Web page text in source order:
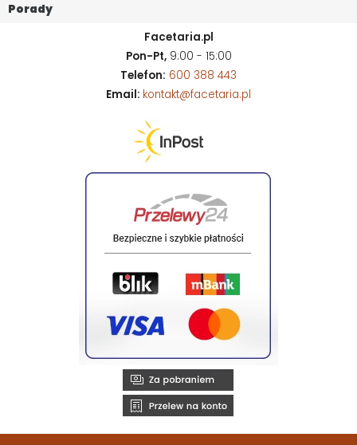
Porady
Facetaria.pl
Pon-Pt,9:00 - 15:00
Telefon: 600 388 443
Email: kontakt@facetaria.pl